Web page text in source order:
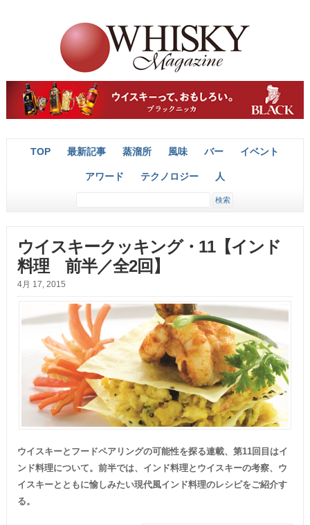
TOP 最新記事 蒸溜所 風味 バー イベント
アワード テクノロジー 人
ウイスキークッキング・11【インド
料理 前半／全2回】
4月 17, 2015
ウイスキーとフードペアリングの可能性を探る連載、第11回目はイ
ンド料理について。前半では、インド料理とウイスキーの考察、ウ
イスキーとともに愉しみたい現代風インド料理のレシピをご紹介す
る。